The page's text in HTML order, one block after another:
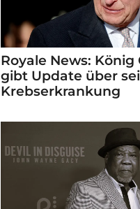
Royale News: König
gibt Update über
Krebserkrankung